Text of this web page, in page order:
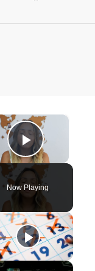
×
Play
Now Playing